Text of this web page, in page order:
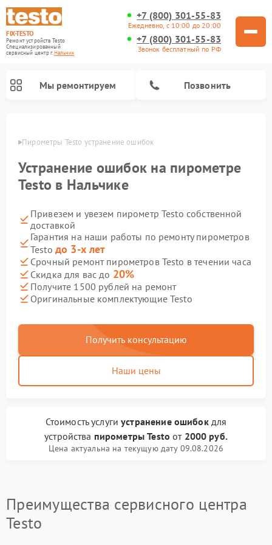
FIX-TESTO
Ремонт устройств Testo
Специализированный
cервисный центр г.Нальчик
+7 (800) 301-55-83
Ежедневно, с 10:00 до 20:00
+7 (800) 301-55-83
Звонок бесплатный по РФ
Мы ремонтируем Позвонить
Пирометры Testo устранение ошибок
Устранение ошибок на пирометре
Testo в Нальчике
Привезем и увезем пирометр Testo собственной
доставкой
Гарантия на наши работы по ремонту пирометров
Testo до 3-х лет
Срочный ремонт пирометров Testo в течении часа
Скидка для вас до 20%
Получите 1500 рублей на ремонт
Оригинальные комплектующие Testo
Получить консультацию
Наши цены
Стоимость услугиустранение ошибокдля
устройства пирометры Testo от 2000 руб.
Цена актуальна на текущую дату 09.08.2026
Преимущества сервисного центра
Testo